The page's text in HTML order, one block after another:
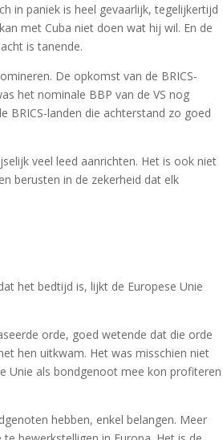
in paniek is heel gevaarlijk, tegelijkertijd
met Cuba niet doen wat hij wil. En de
is tanende.
De opkomst van de BRICS-
het nominale BBP van de VS nog
BRICS-landen die achterstand zo goed
veel leed aanrichten. Het is ook niet
berusten in de zekerheid dat elk
het bedtijd is, lijkt de Europese Unie
orde, goed wetende dat die orde
hen uitkwam. Het was misschien niet
Unie als bondgenoot mee kon profiteren
hebben, enkel belangen. Meer